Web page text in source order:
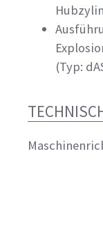
(Typ: